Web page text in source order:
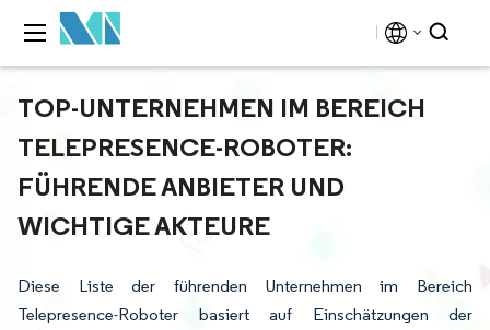
TOP-UNTERNEHMEN IM BEREICH
TELEPRESENCE-ROBOTER:
FÜHRENDE ANBIETER UND
WICHTIGE AKTEURE
Diese Liste der führenden Unternehmen im Bereich
Telepresence-Roboter basiert auf Einschätzungen der